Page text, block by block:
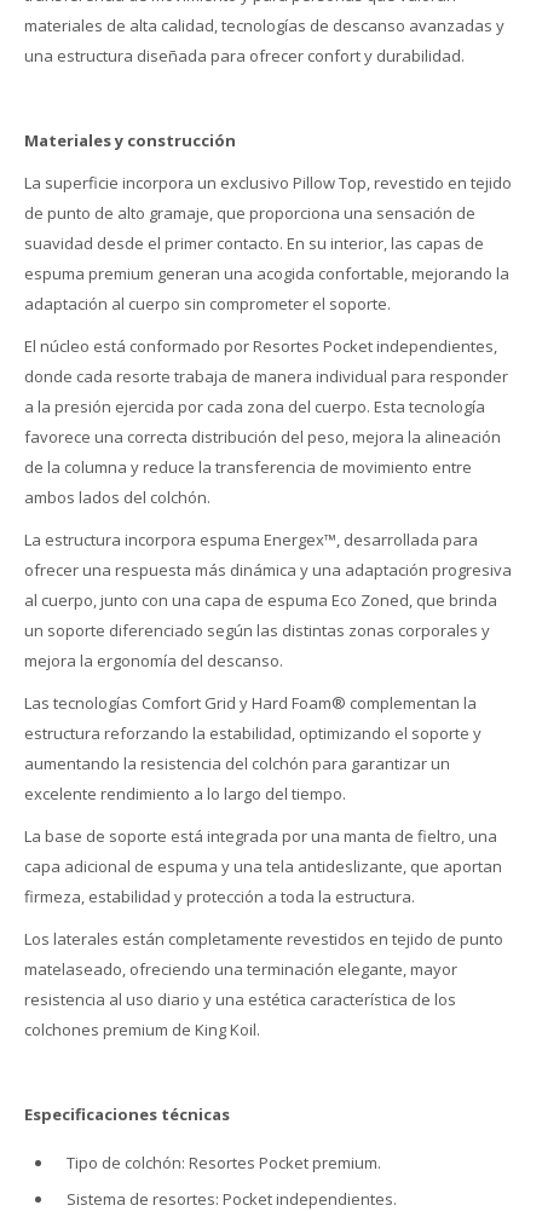
materiales de alta calidad, tecnologías de descanso avanzadas y
una estructura diseñada para ofrecer confort y durabilidad.
Materiales y construcción
La superficie incorpora un exclusivo Pillow Top, revestido en tejido
de punto de alto gramaje, que proporciona una sensación de
suavidad desde el primer contacto. En su interior, las capas de
espuma premium generan una acogida confortable, mejorando la
adaptación al cuerpo sin comprometer el soporte.
El núcleo está conformado por Resortes Pocket independientes,
donde cada resorte trabaja de manera individual para responder
a la presión ejercida por cada zona del cuerpo. Esta tecnología
favorece una correcta distribución del peso, mejora la alineación
de la columna y reduce la transferencia de movimiento entre
ambos lados del colchón.
La estructura incorpora espuma Energex™, desarrollada para
ofrecer una respuesta más dinámica y una adaptación progresiva
al cuerpo, junto con una capa de espuma Eco Zoned, que brinda
un soporte diferenciado según las distintas zonas corporales y
mejora la ergonomía del descanso.
Las tecnologías Comfort Grid y Hard Foam® complementan la
estructura reforzando la estabilidad, optimizando el soporte y
aumentando la resistencia del colchón para garantizar un
excelente rendimiento a lo largo del tiempo.
La base de soporte está integrada por una manta de fieltro, una
capa adicional de espuma y una tela antideslizante, que aportan
firmeza, estabilidad y protección a toda la estructura.
Los laterales están completamente revestidos en tejido de punto
matelaseado, ofreciendo una terminación elegante, mayor
resistencia al uso diario y una estética característica de los
colchones premium de King Koil.
Especificaciones técnicas
Tipo de colchón: Resortes Pocket premium.
Sistema de resortes: Pocket independientes.